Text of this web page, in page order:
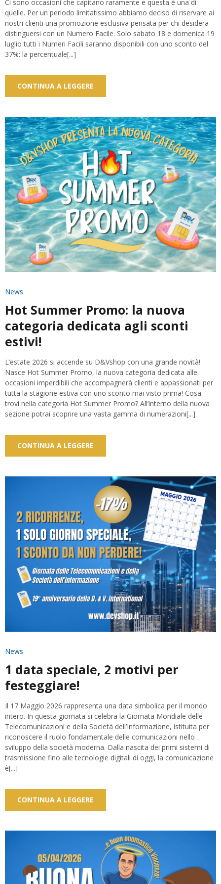
Ci sono occasioni che capitano raramente e questa è una di
quelle. Per un periodo limitatissimo abbiamo deciso di riservare ai
nostri clienti una promozione esclusiva pensata per chi desidera
distinguersi con un Numero Facile. Solo sabato 18 e domenica 19
luglio tutti i Numeri Facili saranno disponibili con uno sconto del
37%: la percentuale[...]
CONTINUA A LEGGERE
News
Hot Summer Promo: la nuova
categoria dedicata agli sconti
estivi!
L’estate 2026 si accende su D&Vshop con una grande novità!
Nasce Hot Summer Promo, la nuova categoria dedicata alle
occasioni imperdibili che accompagnerà clienti e appassionati per
tutta la stagione estiva con uno sconto mai visto prima! Cosa
trovi nella categoria Hot Summer Promo? All’interno della nuova
sezione potrai scoprire una vasta gamma di numerazioni[...]
CONTINUA A LEGGERE
News
1 data speciale, 2 motivi per
festeggiare!
Il 17 Maggio 2026 rappresenta una data simbolica per il mondo
intero. In questa giornata si celebra la Giornata Mondiale delle
Telecomunicazioni e della Società dell’Informazione, istituita per
riconoscere il ruolo fondamentale delle comunicazioni nello
sviluppo della società moderna. Dalla nascita dei primi sistemi di
trasmissione fino alle tecnologie digitali di oggi, la comunicazione
è[...]
CONTINUA A LEGGERE